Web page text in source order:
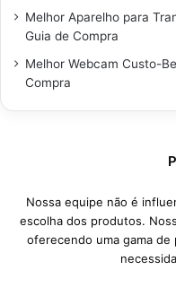
Melhor Aparelho para
Guia de Compra
Melhor Webcam Custo-
Compra
Nossa equipe não é
escolha dos produtos.
oferecendo uma gama